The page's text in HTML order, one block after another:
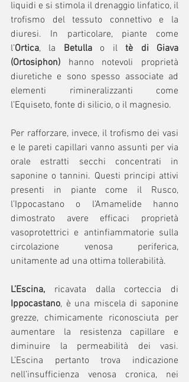
liquidi e si stimola il drenaggio linfatico, il
trofismo del tessuto connettivo e la
diuresi. In particolare, piante come
l’Ortica, la Betulla o il tè di Giava
(Ortosiphon) hanno notevoli proprietà
diuretiche e sono spesso associate ad
elementi rimineralizzanti come
l’Equiseto, fonte di silicio, o il magnesio.
Per rafforzare, invece, il trofismo dei vasi
e le pareti capillari vanno assunti per via
orale estratti secchi concentrati in
saponine o tannini. Questi principi attivi
presenti in piante come il Rusco,
l’Ippocastano o l’Amamelide hanno
dimostrato avere efficaci proprietà
vasoprotettrici e antinfiammatorie sulla
circolazione venosa periferica,
unitamente ad una ottima tollerabilità.
L’Escina,
Ippocastano, è una miscela di saponine
grezze, chimicamente riconosciuta per
aumentare la resistenza capillare e
diminuire la permeabilità dei vasi.
L’Escina pertanto trova indicazione
nell’insufficienza venosa cronica, nei